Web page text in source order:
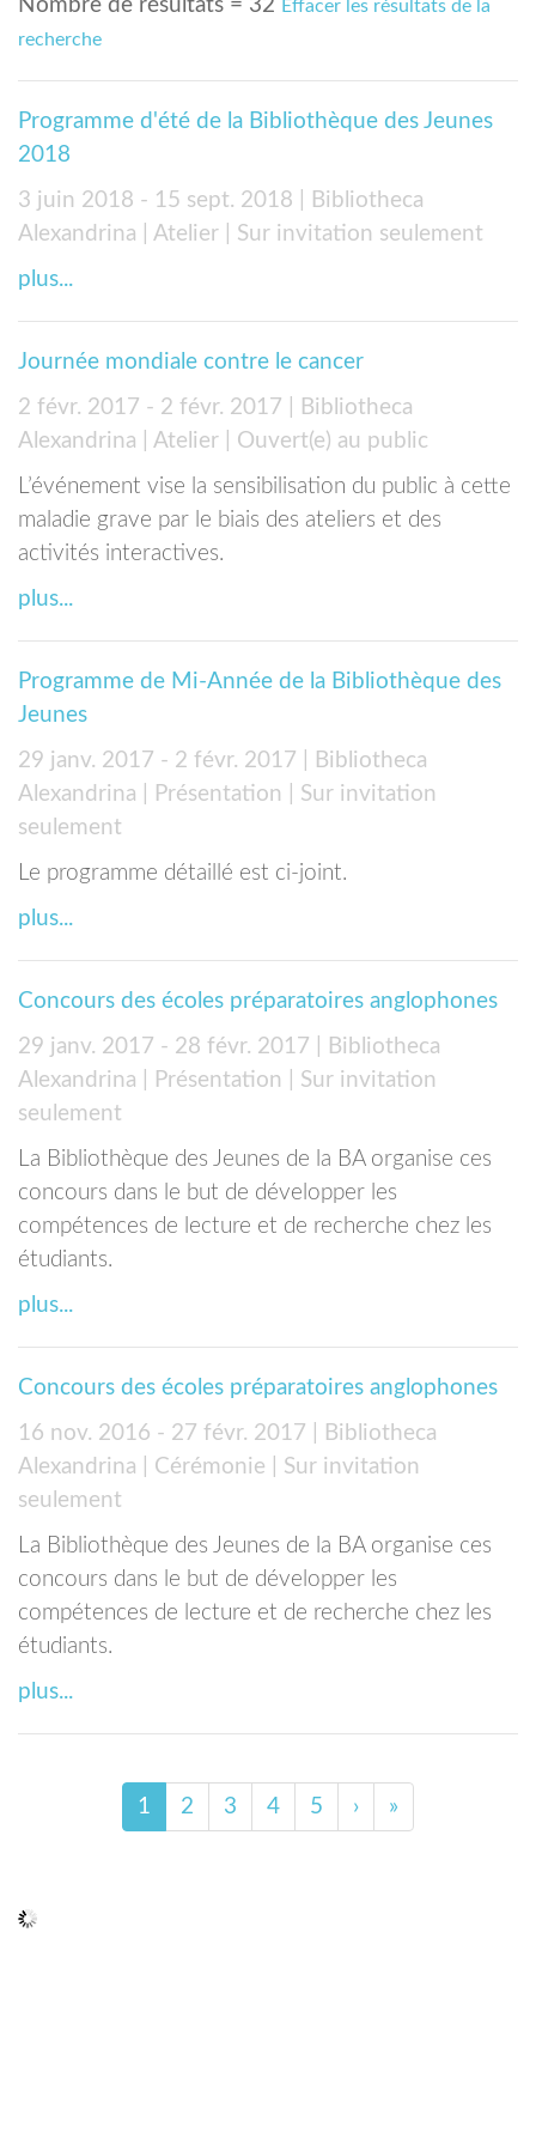
Nombre de résultats = 32 Effacer les résultats de la
recherche
Programme d'été de la Bibliothèque des Jeunes
2018
3 juin 2018 - 15 sept. 2018
| Bibliotheca
Alexandrina
| Atelier
| Sur invitation seulement
plus...
Journée mondiale contre le cancer
2 févr. 2017 - 2 févr. 2017
| Bibliotheca
Alexandrina
| Atelier
| Ouvert(e) au public
L’événement vise la sensibilisation du public à cette
maladie grave par le biais des ateliers et des
activités interactives.
plus...
Programme de Mi-Année de la Bibliothèque des
Jeunes
29 janv. 2017 - 2 févr. 2017
| Bibliotheca
Alexandrina
| Présentation
| Sur invitation
seulement
Le programme détaillé est ci-joint.
plus...
Concours des écoles préparatoires anglophones
29 janv. 2017 - 28 févr. 2017
| Bibliotheca
Alexandrina
| Présentation
| Sur invitation
seulement
La Bibliothèque des Jeunes de la BA organise ces
concours dans le but de développer les
compétences de lecture et de recherche chez les
étudiants.
plus...
Concours des écoles préparatoires anglophones
16 nov. 2016 - 27 févr. 2017
| Bibliotheca
Alexandrina
| Cérémonie
| Sur invitation
seulement
La Bibliothèque des Jeunes de la BA organise ces
concours dans le but de développer les
compétences de lecture et de recherche chez les
étudiants.
plus...
1 2 3 4 5 › »